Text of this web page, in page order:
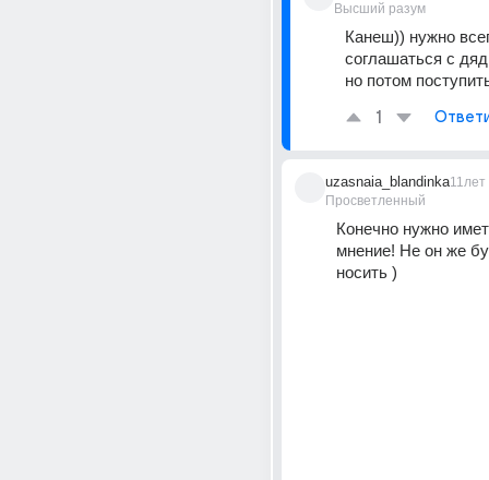
Высший разум
Канеш)) нужно
соглашаться с
но потом
1
uzasnaia_blandinka
Просветленный
11лет
Конечно нужно
мнение! Не он же
носить )